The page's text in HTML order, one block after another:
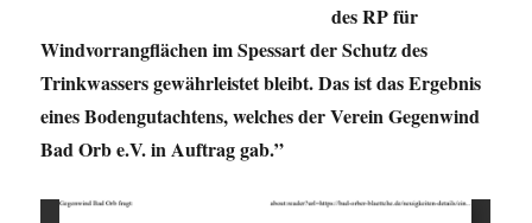
des RP für
Windvorrangflächen im Spessart der Schutz des
Trinkwassers gewährleistet bleibt. Das ist das Ergebnis
eines Bodengutachtens, welches der Verein Gegenwind
Bad Orb e.V. in Auftrag gab.”